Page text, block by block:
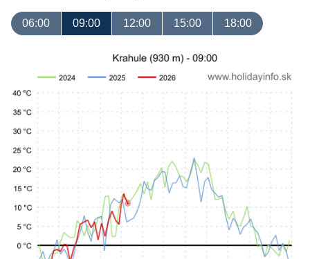
06:00 09:00 12:00 15:00 18:00